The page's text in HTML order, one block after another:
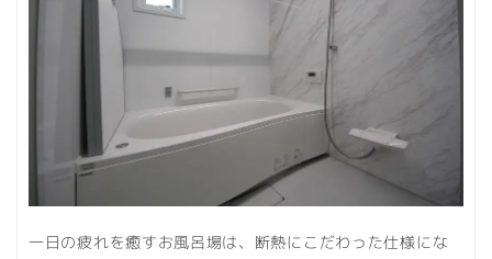
一日の疲れを癒すお風呂場は、断熱にこだわった仕様にな